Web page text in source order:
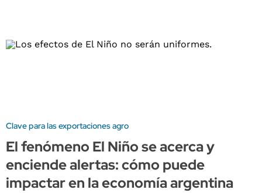
Clave para las exportaciones agro
El fenómeno El Niño se acerca y
enciende alertas: cómo puede
impactar en la economía argentina